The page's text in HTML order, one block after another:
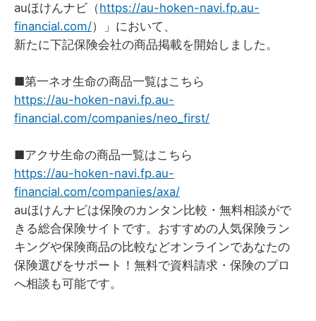
auほけんナビ（https://au-hoken-navi.fp.au-
financial.com/）」において、
新たに下記保険会社の商品掲載を開始しました。
■第一ネオ生命の商品一覧はこちら
https://au-hoken-navi.fp.au-
financial.com/companies/neo_first/
■アクサ生命の商品一覧はこちら
https://au-hoken-navi.fp.au-
financial.com/companies/axa/
auほけんナビは保険のカンタン比較・無料相談がで
きる総合保険サイトです。おすすめの人気保険ラン
キングや保険商品の比較などオンラインであなたの
保険選びをサポート！無料で資料請求・保険のプロ
へ相談も可能です。